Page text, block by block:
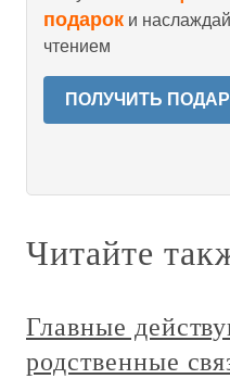
подарок и
чтением
ПОЛУЧИТЬ
Читайте
Главные
родственные